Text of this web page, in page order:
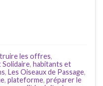
les offres,
Solidaire, habitants et
, Les Oiseaux de Passage,
, plateforme, préparer le